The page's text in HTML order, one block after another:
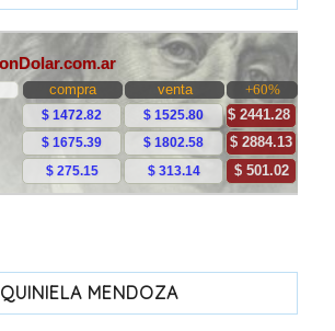
QUINIELA MENDOZA